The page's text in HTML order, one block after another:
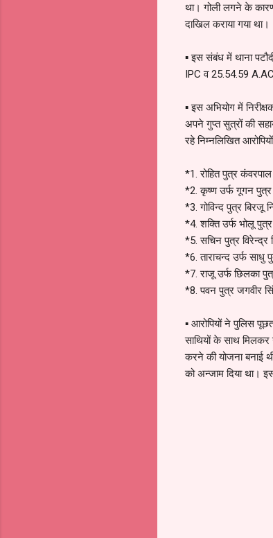
था। गोली लगने के
दाखिल कराया गया था।
▪ इस संबंध में थाना
IPC व 25.54.59
▪ इस अभियोग में
अपने गुप्त सुत्रों की
रहे निम्नलिखित
*1. रोहित पुत्र कंवरपाल
*2. कृष्ण उर्फ गूगन पुत्र
*3. गोविन्द पुत्र बिरजू
*4. शक्ति उर्फ भोलू पुत्र
*5. सचिन पुत्र विरेन्द्र
*6. ताराचन्द उर्फ साधु
*7. राजू उर्फ छिलका
*8. पवन पुत्र जगवीर
▪ आरोपियों ने पुलिस
साथियों के साथ मिलकर
करने की योजना बनाई
को अन्जाम दिया था।